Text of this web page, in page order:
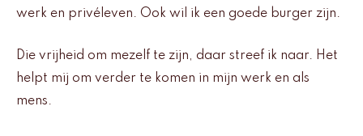
werk en privéleven. Ook wil ik een goede burger zijn.
Die vrijheid om mezelf te zijn, daar streef ik naar. Het
helpt mij om verder te komen in mijn werk en als
mens.